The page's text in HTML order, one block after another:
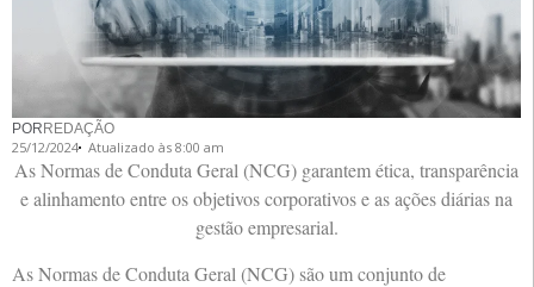
POR REDAÇÃO
25/12/2024 Atualizado às 8:00 am
As Normas de Conduta Geral (NCG) garantem ética, transparência
e alinhamento entre os objetivos corporativos e as ações diárias na
gestão empresarial.
As Normas de Conduta Geral (NCG) são um conjunto de